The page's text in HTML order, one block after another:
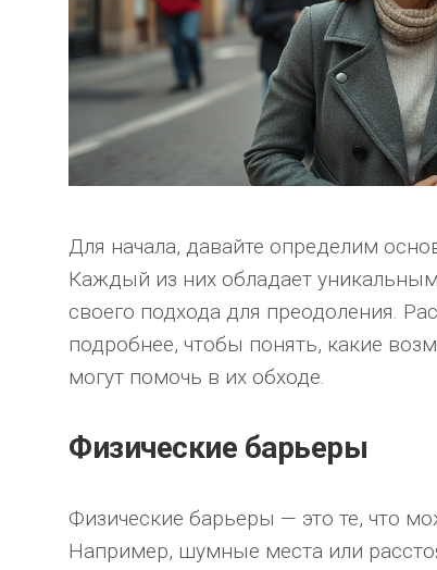
Для начала, давайте определим
Каждый из них обладает
своего подхода для преодоления.
подробнее, чтобы понять, какие
могут помочь в их обходе.
Физические барьеры
Физические барьеры — это те, что
Например, шумные места или